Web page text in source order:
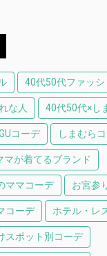
40代50代ファッシ
な人 40代50代×し
コーデ しまむら
マが着てるブランド
ママコーデ お宮参
コーデ ホテル・レ
スポット別コーデ